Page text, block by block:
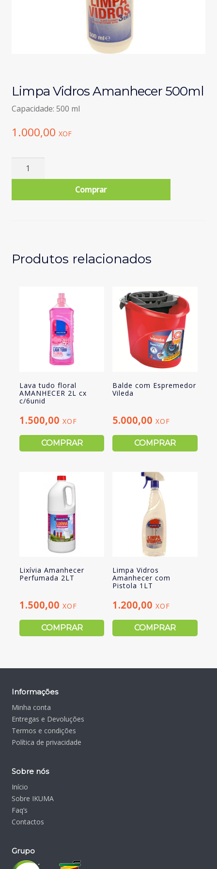
Limpa Vidros Amanhecer 500ml
Capacidade: 500 ml
1.000,00 XOF
Quantidade
Vidros
Comprar
Produtos relacionados
Lava tudo floral
AMANHECER 2L cx
c/6unid
1.500,00 XOF
COMPRAR
Balde com Espremedor
Vileda
5.000,00XOF
COMPRAR
Lixívia Amanhecer
Perfumada 2LT
1.500,00 XOF
COMPRAR
Limpa Vidros
Amanhecer com
Pistola 1LT
1.200,00XOF
COMPRAR
Informações
Minha conta
Entregas e Devoluções
Termos e condições
Política de privacidade
Sobre nós
Início
Sobre IKUMA
Faq’s
Contactos
Grupo